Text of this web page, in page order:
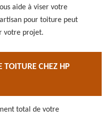
aide à viser votre
pour toiture peut
votre projet.
TOITURE CHEZ HP
total de votre